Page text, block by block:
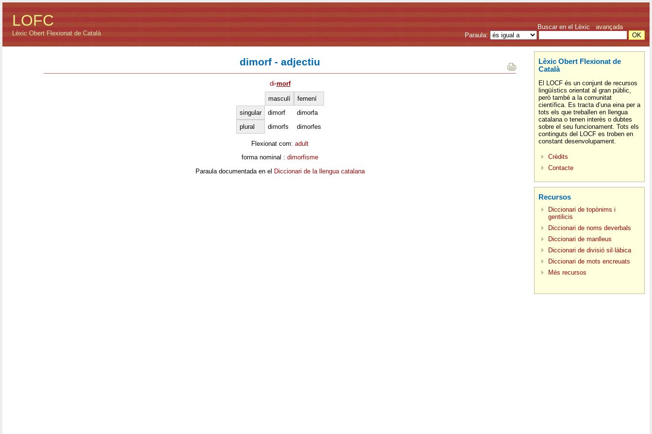
LOFC
Lèxic Obert Flexionat de Català
Buscar en el Lèxic avançada
Paraula:
dimorf - adjectiu
di·morf
masculí
femení
singular
dimorf
dimorfa
plural
dimorfs dimorfes
Flexionat com: adult
forma nominal : dimorfisme
Paraula documentada en el Diccionari de la llengua catalana
Lèxic Obert Flexionat de
Català
El LOCF és un conjunt de recursos
lingüístics orientat al gran públic,
però també a la comunitat
científica. Es tracta d’una eina per a
tots els que treballen en llengua
catalana o tenen interès o dubtes
sobre el seu funcionament. Tots els
continguts del LOCF es troben en
constant desenvolupament.
Crèdits
Contacte
Recursos
Diccionari de topònims i
gentilicis
Diccionari de noms deverbals
Diccionari de manlleus
Diccionari de divisió sil·làbica
Diccionari de mots encreuats
Més recursos